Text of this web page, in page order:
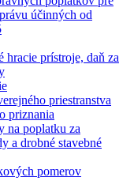
účinných od
hracie prístroje, daň za
priestranstva
priznania
na poplatku za
a drobné stavebné
pomerov